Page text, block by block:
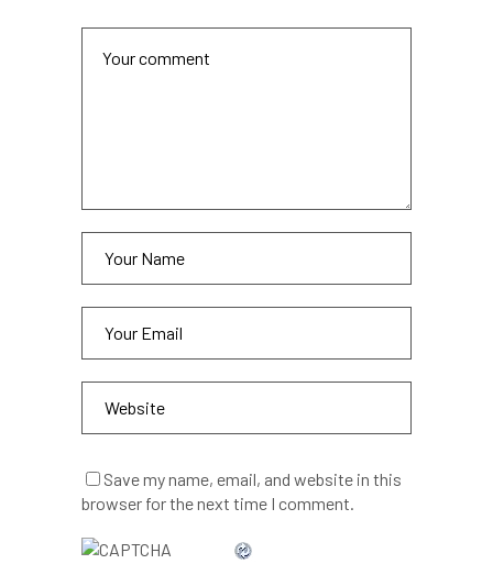
Save my name, email, and website in this
browser for the next time I comment.